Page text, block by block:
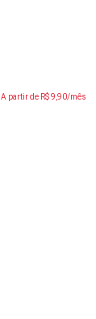
A partir de R$ 9,90/mês